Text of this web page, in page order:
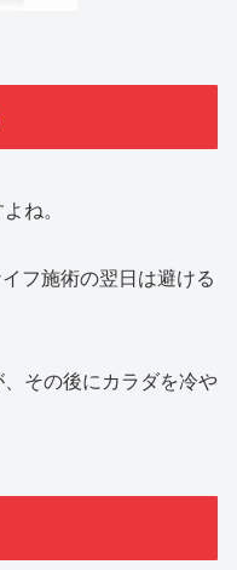
ね。
フ施術の翌日は避ける
その後にカラダを冷や